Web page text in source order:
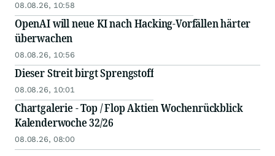
08.08.26, 10:58
OpenAI will neue KI nach Hacking-Vorfällen härter
überwachen
08.08.26, 10:56
Dieser Streit birgt Sprengstoff
08.08.26, 10:01
Chartgalerie - Top / Flop Aktien Wochenrückblick
Kalenderwoche 32/26
08.08.26, 08:00